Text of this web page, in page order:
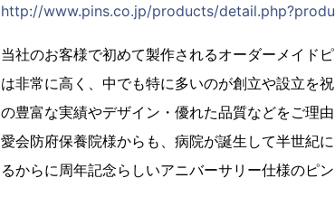
http://www.pins.co.jp/products/
当社のお客様で初めて製作されるオーダーメイド
は非常に高く、中でも特に多いのが創立や設立を
の豊富な実績やデザイン・優れた品質などをご理
愛会防府保養院様からも、病院が誕生して半世紀
るからに周年記念らしいアニバーサリー仕様のピ